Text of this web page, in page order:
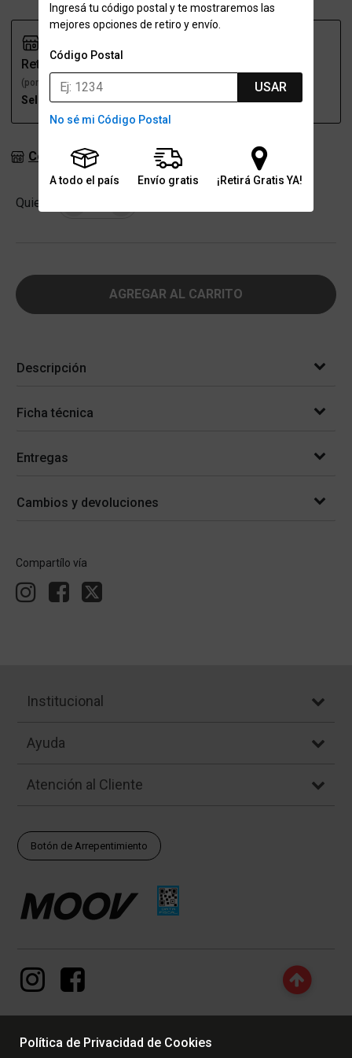
Ingresá tu código postal y te mostraremos las
mejores opciones de retiro y envío.
Código Postal
USAR
No sé mi Código Postal
A todo el país Envío gratis ¡Retirá Gratis YA!
Retiro
(por una sucursal)
Seleccioná talle Seleccioná talle
Consultar stock en sucursales
Quiero
AGREGAR AL CARRITO
Descripción
Ficha técnica
Entregas
Cambios y devoluciones
Compartílo vía
Institucional
Ayuda
Atención al Cliente
Botón de Arrepentimiento
Política de Privacidad de Cookies